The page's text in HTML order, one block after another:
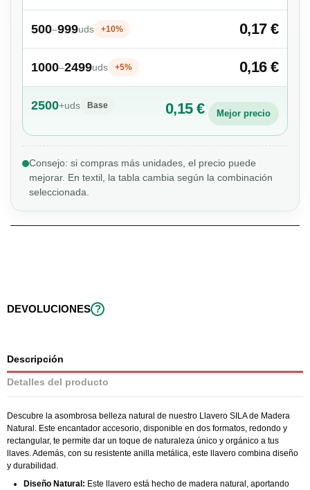
500–999uds +10% 0,17 €
1000–2499uds +5% 0,16 €
2500+uds Base 0,15 € Mejor precio
Consejo: si compras más unidades, el precio puede
mejorar. En textil, la tabla cambia según la combinación
seleccionada.
DEVOLUCIONES ?
Descripción
Detalles del producto
Descubre la asombrosa belleza natural de nuestro Llavero SILA de Madera
Natural. Este encantador accesorio, disponible en dos formatos, redondo y
rectangular, te permite dar un toque de naturaleza único y orgánico a tus
llaves. Además, con su resistente anilla metálica, este llavero combina diseño
y durabilidad.
Diseño Natural: Este llavero está hecho de madera natural, aportando